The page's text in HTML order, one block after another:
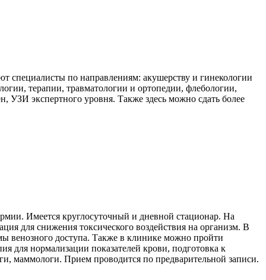
специалисты по направлениям: акушерству и гинекологии
терапии, травматологии и ортопедии, флебологии,
УЗИ экспертного уровня. Также здесь можно сдать более
Имеется круглосуточный и дневной стационар. На
для снижения токсического воздействия на организм. В
венозного доступа. Также в клинике можно пройти
для нормализации показателей крови, подготовка к
маммологи. Прием проводится по предварительной записи.